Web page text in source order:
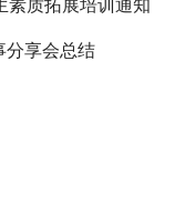
素质拓展培训通知
分享会总结